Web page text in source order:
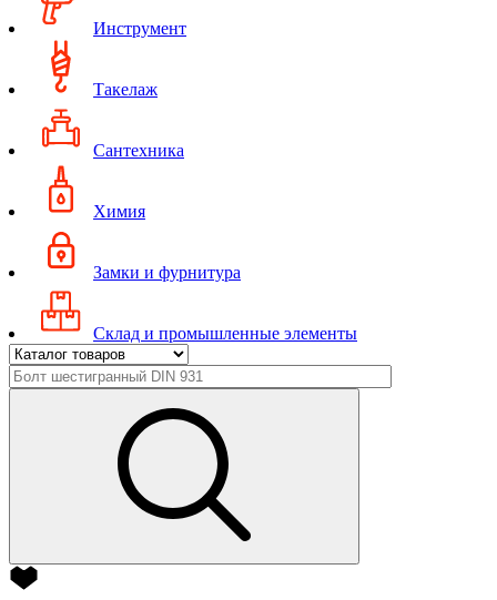
Инструмент
Такелаж
Сантехника
Химия
Замки и фурнитура
Склад и промышленные элементы